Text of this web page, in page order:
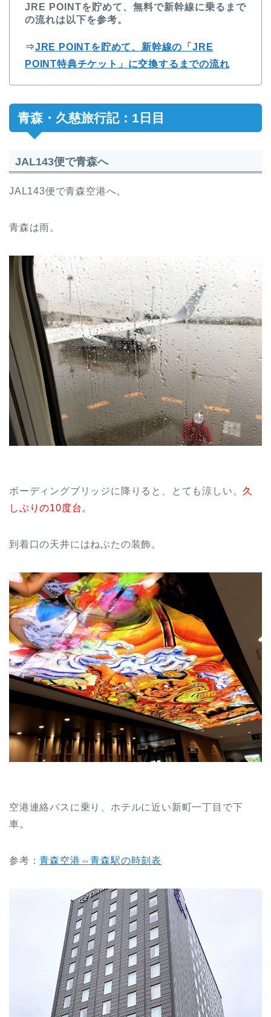
JRE POINTを貯めて、無料で新幹線に乗るまで
の流れは以下を参考。
⇒JRE POINTを貯めて、新幹線の「JRE
POINT特典チケット」に交換するまでの流れ
青森・久慈旅行記：1日目
JAL143便で青森へ
JAL143便で青森空港へ。
青森は雨。
ボーディングブリッジに降りると、とても涼しい。 久
しぶりの10度台。
到着口の天井にはねぶたの装飾。
空港連絡バスに乗り、ホテルに近い新町一丁目で下
車。
参考：青森空港⇔青森駅の時刻表